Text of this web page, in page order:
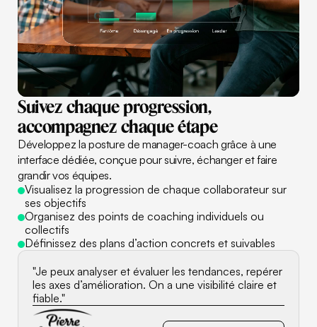
Suivez chaque progression,
accompagnez chaque étape
Développez la posture de manager-coach grâce à une
interface dédiée, conçue pour suivre, échanger et faire
grandir vos équipes.
Visualisez la progression de chaque collaborateur sur
ses objectifs
Organisez des points de coaching individuels ou
collectifs
Définissez des plans d’action concrets et suivables
"Je peux analyser et évaluer les tendances, repérer
les axes d’amélioration. On a une visibilité claire et
fiable."